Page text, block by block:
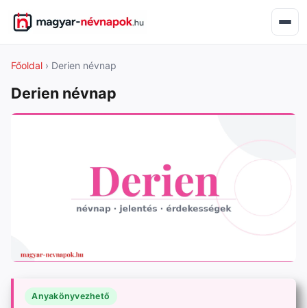
Főoldal › Derien névnap
Derien névnap
Anyakönyvezhető